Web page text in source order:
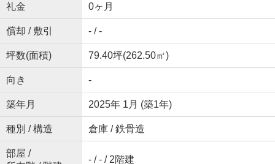
礼金 0ヶ月
償却 / 敷引 - / -
坪数(面積) 79.40坪(262.50㎡)
向き -
築年月 2025年 1月 (築1年)
種別 / 構造 倉庫 / 鉄骨造
部屋 /
- / - / 2階建